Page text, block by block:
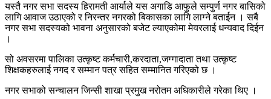
यस्तै नगर सभा सदस्य हिरामती आर्याले यस अगाडि आफुले सम्पुर्ण नगर बासिको
लागि आवाज उठाएको र निरन्तर नगरको बिकासका लागि लाग्ने बताईन । सबै
नगर सभा सदस्यको भावना अनुसारको बजेट ल्याएकोमा मेयरलाई धन्यवाद दिईन
।
सो अवसरमा पालिका उत्कृष्ट कर्मचारी,करदाता,जग्गादाता तथा उत्कृष्ट
शिक्षकहरुलाई नगद र सम्मान पत्र सहित सम्मानित गरिएको छ ।
नगर सभाको सन्चालन जिन्सी शाखा प्रमुख नरोतम अधिकारीले गरेका थिए ।